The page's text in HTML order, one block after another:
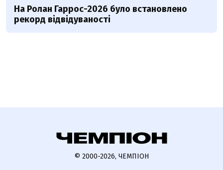
На Ролан Гаррос-2026 було встановлено
рекорд відвідуваності
© 2000-2026, ЧЕМПІОН